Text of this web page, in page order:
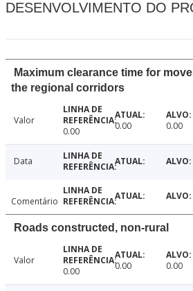
DESENVOLVIMENTO DO
Maximum clearance time for
the regional corridors
Valor
0.00
0.00 0.00
Data
Comentário
Roads constructed, non-rural
Valor
0.00
0.00 0.00